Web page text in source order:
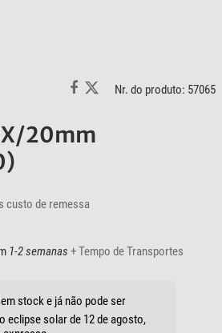
Nr. do produto: 57065
20mm
custo de remessa
1-2 semanas + Tempo de Transportes
stock e já não pode ser
eclipse solar de 12 de agosto,